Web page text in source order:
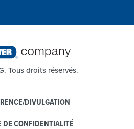
Tous droits réservés.
DIVULGATION
DE CONFIDENTIALITÉ